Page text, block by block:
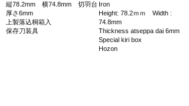
縦78.2mm 横74.8mm 切羽台
厚さ6mm
上製落込桐箱入
保存刀装具
Iron
Height: 78.2ｍｍ Width :
74.8mm
Thickness atseppa dai 6mm
Special kiri box
Hozon